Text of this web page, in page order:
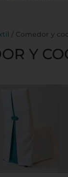
/ Comedor y
Y